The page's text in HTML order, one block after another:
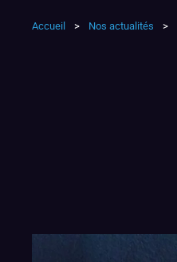
Accueil > Nos actualités >